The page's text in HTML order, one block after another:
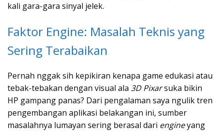
kali gara-gara sinyal jelek.
Faktor Engine: Masalah Teknis yang
Sering Terabaikan
Pernah nggak sih kepikiran kenapa game edukasi atau
tebak-tebakan dengan visual ala 3D Pixarsuka bikin
HP gampang panas? Dari pengalaman saya ngulik tren
pengembangan aplikasi belakangan ini, sumber
masalahnya lumayan sering berasal dari engineyang